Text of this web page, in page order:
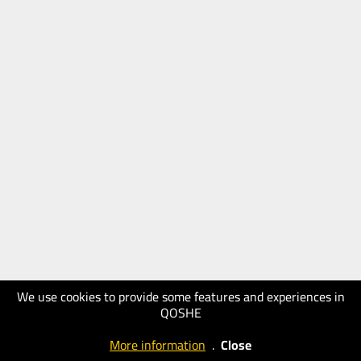
We use cookies to provide some features and experiences in
QOSHE
More information . Close